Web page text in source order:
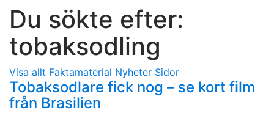
Du sökte efter:
tobaksodling
Visa allt Faktamaterial Nyheter Sidor
Tobaksodlare fick nog – se kort film
från Brasilien